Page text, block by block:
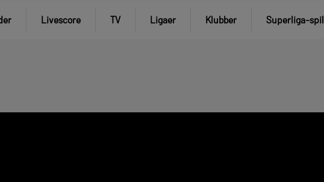
Livescore TV Ligaer Klubber Superliga-spil